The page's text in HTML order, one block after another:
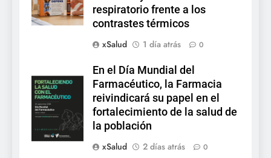
respiratorio frente a los
contrastes térmicos
xSalud
1 día atrás 0
En el Día Mundial del
Farmacéutico, la Farmacia
reivindicará su papel en el
fortalecimiento de la salud de
la población
xSalud
2 días atrás 0